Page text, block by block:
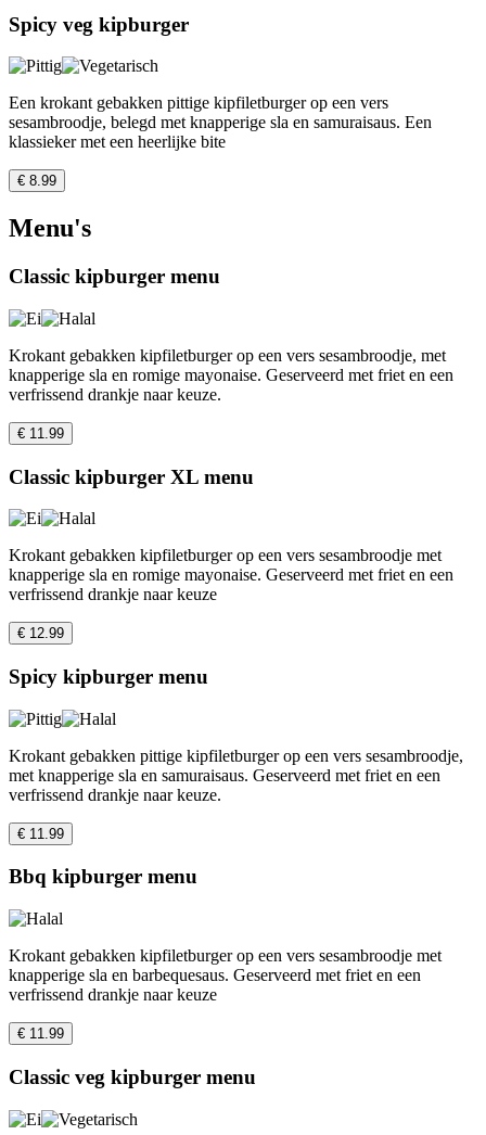
Spicy veg kipburger
Een krokant gebakken pittige kipfiletburger op een vers
sesambroodje, belegd met knapperige sla en samuraisaus. Een
klassieker met een heerlijke bite
€ 8.99
Menu's
Classic kipburger menu
Krokant gebakken kipfiletburger op een vers sesambroodje, met
knapperige sla en romige mayonaise. Geserveerd met friet en een
verfrissend drankje naar keuze.
€ 11.99
Classic kipburger XL menu
Krokant gebakken kipfiletburger op een vers sesambroodje met
knapperige sla en romige mayonaise. Geserveerd met friet en een
verfrissend drankje naar keuze
€ 12.99
Spicy kipburger menu
Krokant gebakken pittige kipfiletburger op een vers sesambroodje,
met knapperige sla en samuraisaus. Geserveerd met friet en een
verfrissend drankje naar keuze.
€ 11.99
Bbq kipburger menu
Krokant gebakken kipfiletburger op een vers sesambroodje met
knapperige sla en barbequesaus. Geserveerd met friet en een
verfrissend drankje naar keuze
€ 11.99
Classic veg kipburger menu